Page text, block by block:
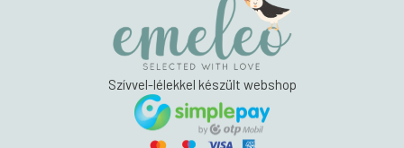
Szívvel-lélekkel készült webshop